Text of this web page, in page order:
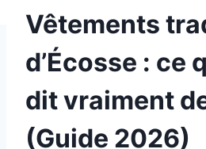
Vêtements
d’Écosse : ce
dit vraiment
(Guide 2026)